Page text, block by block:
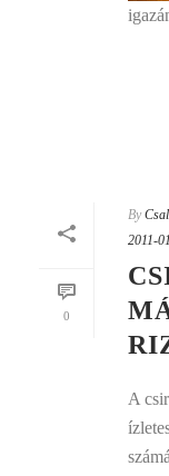
0
By
2011-
A